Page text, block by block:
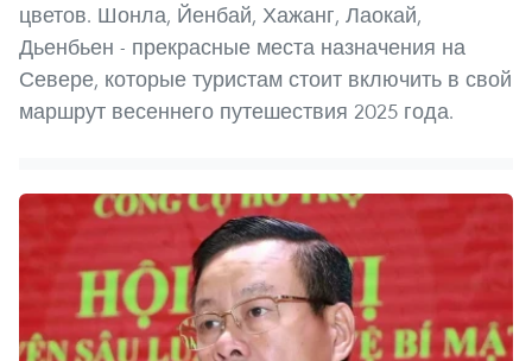
цветов. Шонла, Йенбай, Хажанг, Лаокай,
Дьенбьен - прекрасные места назначения на
Севере, которые туристам стоит включить в свой
маршрут весеннего путешествия 2025 года.